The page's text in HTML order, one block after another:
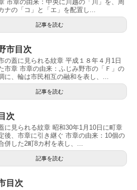
市章の由来：中央に川越の「川」を、周
ナの「コ」と「エ」を配置し...
記事を読む
市目次
の蓋に見られる紋章 平成１８年４月1日
市章 市章の由来：ふじみ野市の「Ｆ」の
に、輪は市民相互の融和を表し、...
記事を読む
次
に見られる紋章 昭和30年1月10日に町章
後、市章に引き継ぐ 市章の由来：10個の
併した2町8カ村を表し、...
記事を読む
目次